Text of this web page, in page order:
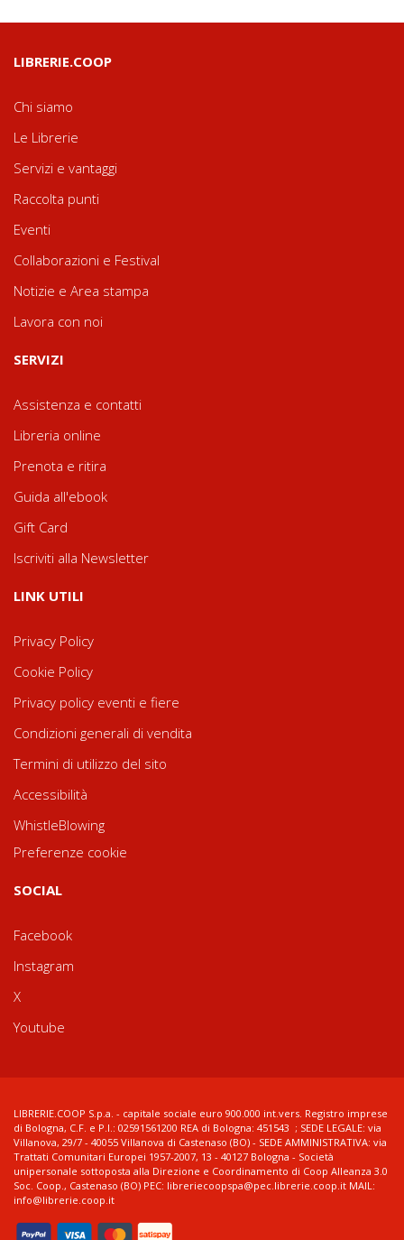
LIBRERIE.COOP
Chi siamo
Le Librerie
Servizi e vantaggi
Raccolta punti
Eventi
Collaborazioni e Festival
Notizie e Area stampa
Lavora con noi
SERVIZI
Assistenza e contatti
Libreria online
Prenota e ritira
Guida all'ebook
Gift Card
Iscriviti alla Newsletter
LINK UTILI
Privacy Policy
Cookie Policy
Privacy policy eventi e fiere
Condizioni generali di vendita
Termini di utilizzo del sito
Accessibilità
WhistleBlowing
Preferenze cookie
SOCIAL
Facebook
Instagram
X
Youtube
LIBRERIE.COOP S.p.a. - capitale sociale euro 900.000 int.vers. Registro imprese
di Bologna, C.F. e P.I.: 02591561200 REA di Bologna: 451543 ; SEDE LEGALE: via
Villanova, 29/7 - 40055 Villanova di Castenaso (BO) - SEDE AMMINISTRATIVA: via
Trattati Comunitari Europei 1957-2007, 13 - 40127 Bologna - Società
unipersonale sottoposta alla Direzione e Coordinamento di Coop Alleanza 3.0
Soc. Coop., Castenaso (BO) PEC: libreriecoopspa@pec.librerie.coop.it MAIL:
info@librerie.coop.it